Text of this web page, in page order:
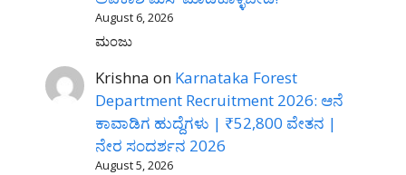
August 6, 2026
ಮಂಜು
Krishna on Karnataka Forest
Department Recruitment 2026: ಆನೆ
ಕಾವಾಡಿಗ ಹುದ್ದೆಗಳು | ₹52,800 ವೇತನ |
ನೇರ ಸಂದರ್ಶನ 2026
August 5, 2026